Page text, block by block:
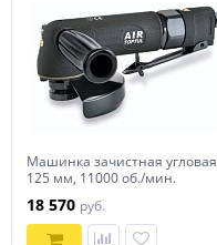
Машинка зачистная угловая
125 мм, 11000 об./мин.
18 570 руб.